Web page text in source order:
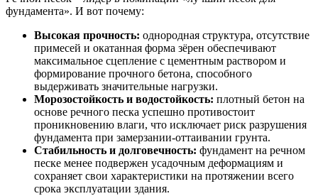
фундамента». И вот почему:
Высокая прочность: однородная структура, отсутствие
примесей и окатанная форма зёрен обеспечивают
максимальное сцепление с цементным раствором и
формирование прочного бетона, способного
выдерживать значительные нагрузки.
Морозостойкость и водостойкость: плотный бетон на
основе речного песка успешно противостоит
проникновению влаги, что исключает риск разрушения
фундамента при замерзании-оттаивании грунта.
Стабильность и долговечность: фундамент на речном
песке менее подвержен усадочным деформациям и
сохраняет свои характеристики на протяжении всего
срока эксплуатации здания.